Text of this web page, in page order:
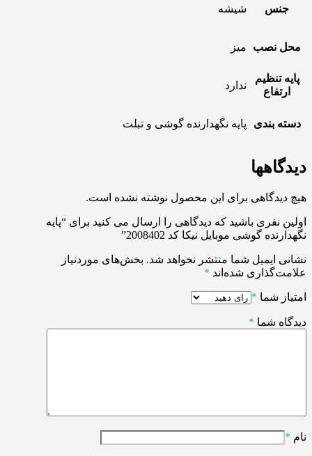
جنس شیشه
محل نصب میز
پایه تنظیم
ارتفاع
ندارد
دسته بندی پایه نگهدارنده گوشی و تبلت
دیدگاهها
هیچ دیدگاهی برای این محصول نوشته نشده است.
اولین نفری باشید که دیدگاهی را ارسال می کنید برای “پایه
نگهدارنده گوشی موبایل نیکا کد 2008402”
نشانی ایمیل شما منتشر نخواهد شد. بخش‌های موردنیاز
علامت‌گذاری شده‌اند *
امتیاز شما *
دیدگاه شما *
نام *